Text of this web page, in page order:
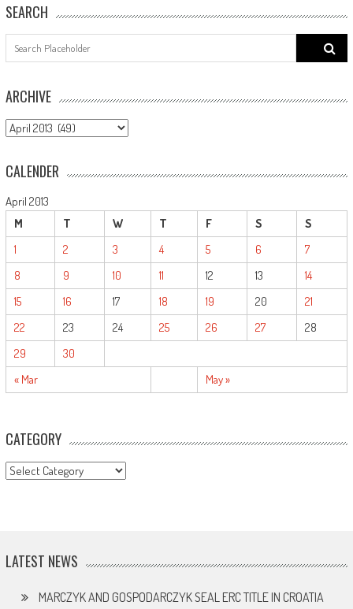
SEARCH
Search
for:
ARCHIVE
ARCHIVE
CALENDER
April 2013
M
T W T F S S
« Mar May »
1 2 3 4 5 6
7
8
9 10 11 12 13
14
15
16 17 18 19 20
21
22
23 24 25 26 27
28
29
30
CATEGORY
CATEGORY
LATEST NEWS
MARCZYK AND GOSPODARCZYK SEAL ERC TITLE IN CROATIA